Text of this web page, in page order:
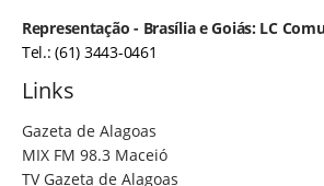
Representação - Brasília e Goiás: LC
Tel.: (61) 3443-0461
Links
Gazeta de Alagoas
MIX FM 98.3 Maceió
TV Gazeta de Alagoas